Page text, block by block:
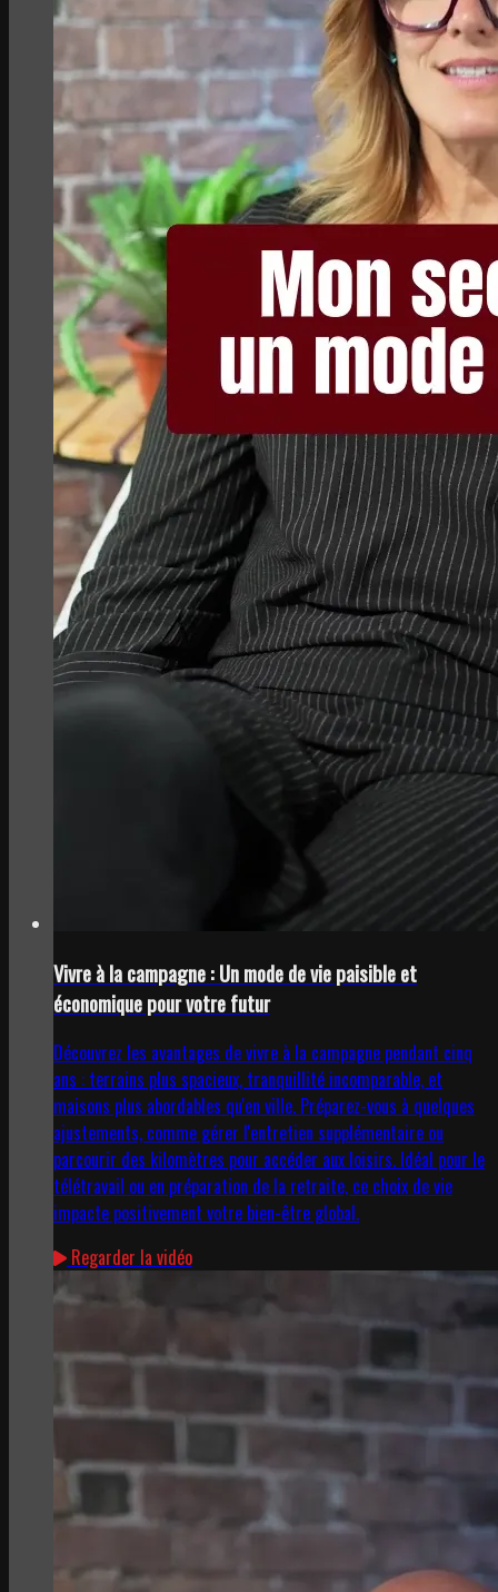
Vivre à la campagne : Un mode de vie paisible et
économique pour votre futur
Découvrez les avantages de vivre à la campagne pendant cinq
ans : terrains plus spacieux, tranquillité incomparable, et
maisons plus abordables qu'en ville. Préparez-vous à quelques
ajustements, comme gérer l'entretien supplémentaire ou
parcourir des kilomètres pour accéder aux loisirs. Idéal pour le
télétravail ou en préparation de la retraite, ce choix de vie
impacte positivement votre bien-être global.
Regarder la vidéo